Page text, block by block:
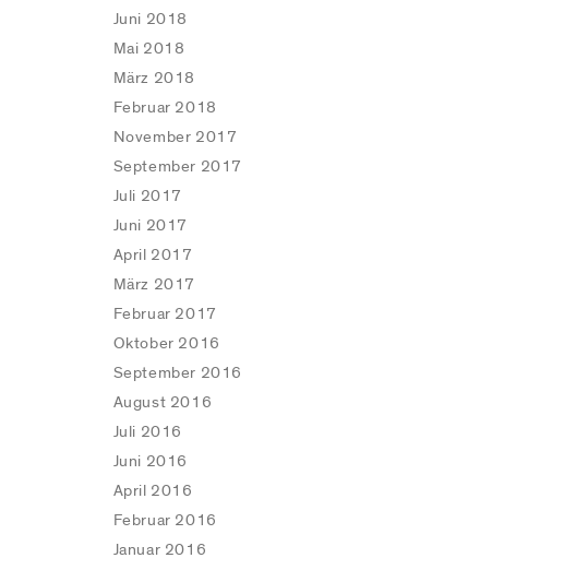
Juni 2018
Mai 2018
März 2018
Februar 2018
November 2017
September 2017
Juli 2017
Juni 2017
April 2017
März 2017
Februar 2017
Oktober 2016
September 2016
August 2016
Juli 2016
Juni 2016
April 2016
Februar 2016
Januar 2016